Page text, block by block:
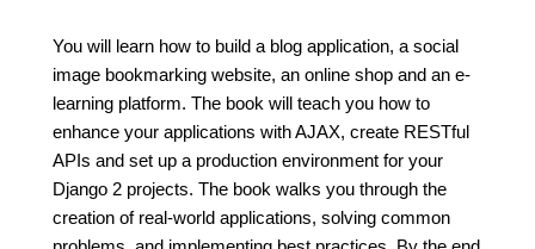
You will learn how to build a blog application, a social
image bookmarking website, an online shop and an e-
learning platform. The book will teach you how to
enhance your applications with AJAX, create RESTful
APIs and set up a production environment for your
Django 2 projects. The book walks you through the
creation of real-world applications, solving common